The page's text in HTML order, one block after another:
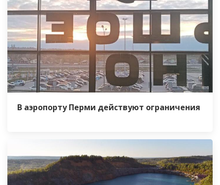
В аэропорту Перми действуют ограничения